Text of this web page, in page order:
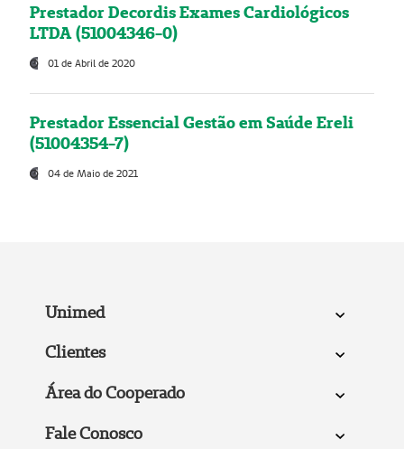
Prestador Decordis Exames Cardiológicos
LTDA (51004346-0)
01 de Abril de 2020
Prestador Essencial Gestão em Saúde Ereli
(51004354-7)
04 de Maio de 2021
Unimed
Clientes
Área do Cooperado
Fale Conosco